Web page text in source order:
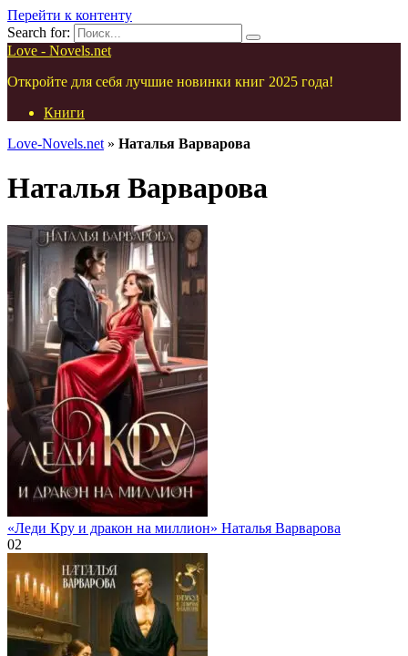
Перейти к контенту
Search for:
Love - Novels.net
Откройте для себя лучшие новинки книг 2025 года!
Книги
Love-Novels.net » Наталья Варварова
Наталья Варварова
«Леди Кру и дракон на миллион» Наталья Варварова
02